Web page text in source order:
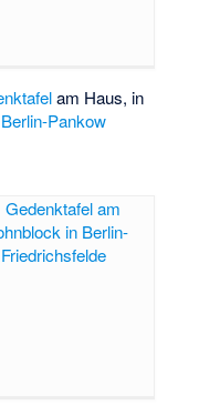
am Haus, in
Berlin-Pankow